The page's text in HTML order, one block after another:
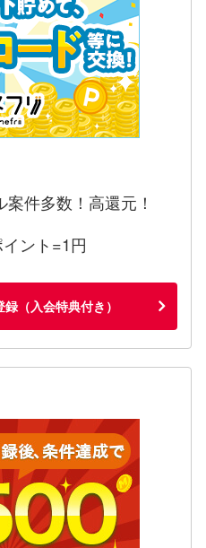
件多数！高還元！
ント=1円
（入会特典付き）